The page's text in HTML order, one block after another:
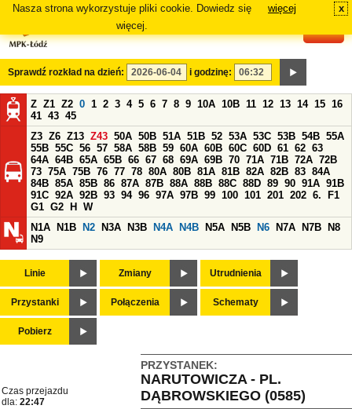
Nasza strona wykorzystuje pliki cookie. Dowiedz się
więcej.
więcej x
Sprawdź rozkład na dzień: i godzinę:
Z Z1 Z2 0 1 2 3 4 5 6 7 8 9 10A 10B 11 12 13 14 15 16
41 43 45
Z3 Z6 Z13 Z43 50A 50B 51A 51B 52 53A 53C 53B 54B 55A
55B 55C 56 57 58A 58B 59 60A 60B 60C 60D 61 62 63
64A 64B 65A 65B 66 67 68 69A 69B 70 71A 71B 72A 72B
73 75A 75B 76 77 78 80A 80B 81A 81B 82A 82B 83 84A
84B 85A 85B 86 87A 87B 88A 88B 88C 88D 89 90 91A 91B
91C 92A 92B 93 94 96 97A 97B 99 100 101 201 202 6.
F1
G1 G2 H
W
N1A
N1B N2 N3A N3B N4A N4B N5A N5B N6 N7A N7B
N8
N9
Linie Zmiany Utrudnienia
Przystanki Połączenia Schematy
Pobierz
PRZYSTANEK:
NARUTOWICZA - PL.
DĄBROWSKIEGO (0585)
Czas przejazdu
dla: 22:47